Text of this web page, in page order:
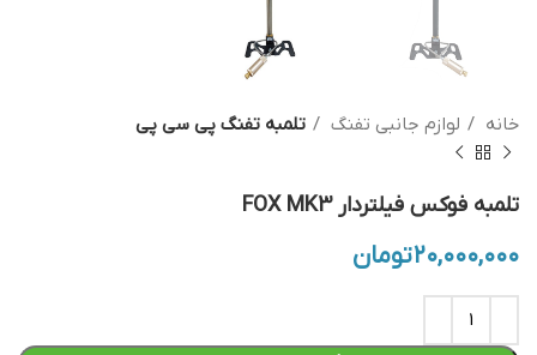
خانه لوازم جانبی تفنگ تلمبه تفنگ پی سی پی
تلمبه فوکس فیلتردار FOX MK3
۲۰,۰۰۰,۰۰۰تومان